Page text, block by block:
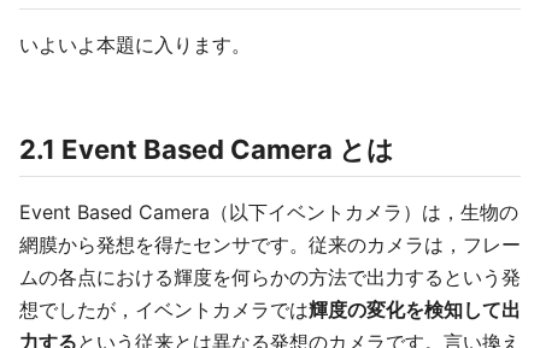
いよいよ本題に入ります。
2.1 Event Based Camera とは
Event Based Camera（以下イベントカメラ）は，生物の
網膜から発想を得たセンサです。従来のカメラは，フレー
ムの各点における輝度を何らかの方法で出力するという発
想でしたが，イベントカメラでは輝度の変化を検知して出
力するという従来とは異なる発想のカメラです。言い換え